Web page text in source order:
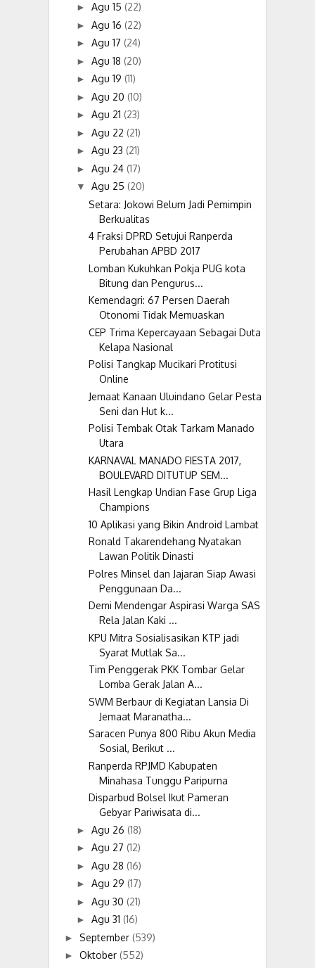
► Agu 15 (22)
► Agu 16 (22)
► Agu 17 (24)
► Agu 18 (20)
► Agu 19 (11)
► Agu 20 (10)
► Agu 21 (23)
► Agu 22 (21)
► Agu 23 (21)
► Agu 24 (17)
▼ Agu 25 (20)
Setara: Jokowi Belum Jadi Pemimpin
Berkualitas
4 Fraksi DPRD Setujui Ranperda
Perubahan APBD 2017
Lomban Kukuhkan Pokja PUG kota
Bitung dan Pengurus...
Kemendagri: 67 Persen Daerah
Otonomi Tidak Memuaskan
CEP Trima Kepercayaan Sebagai Duta
Kelapa Nasional
Polisi Tangkap Mucikari Protitusi
Online
Jemaat Kanaan Uluindano Gelar Pesta
Seni dan Hut k...
Polisi Tembak Otak Tarkam Manado
Utara
KARNAVAL MANADO FIESTA 2017,
BOULEVARD DITUTUP SEM...
Hasil Lengkap Undian Fase Grup Liga
Champions
10 Aplikasi yang Bikin Android Lambat
Ronald Takarendehang Nyatakan
Lawan Politik Dinasti
Polres Minsel dan Jajaran Siap Awasi
Penggunaan Da...
Demi Mendengar Aspirasi Warga SAS
Rela Jalan Kaki ...
KPU Mitra Sosialisasikan KTP jadi
Syarat Mutlak Sa...
Tim Penggerak PKK Tombar Gelar
Lomba Gerak Jalan A...
SWM Berbaur di Kegiatan Lansia Di
Jemaat Maranatha...
Saracen Punya 800 Ribu Akun Media
Sosial, Berikut ...
Ranperda RPJMD Kabupaten
Minahasa Tunggu Paripurna
Disparbud Bolsel Ikut Pameran
Gebyar Pariwisata di...
► Agu 26 (18)
► Agu 27 (12)
► Agu 28 (16)
► Agu 29 (17)
► Agu 30 (21)
► Agu 31 (16)
► September (539)
► Oktober (552)